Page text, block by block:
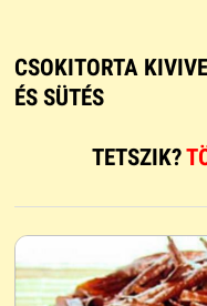
CSOKITORTA
ÉS SÜTÉS
TETSZIK?